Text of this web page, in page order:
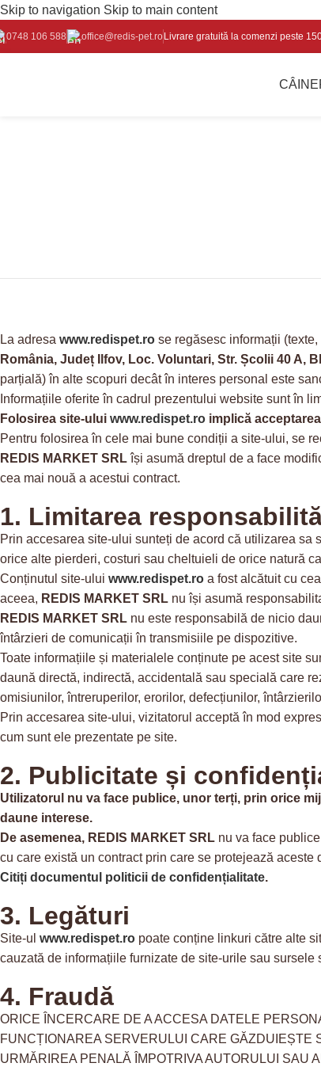
Skip to navigation Skip to main content
0748 106 588 office@redis-pet.ro Livrare gratuită la comenzi peste
CÂINE
La adresa www.redispet.ro se regăsesc informații
România, Județ Ilfov, Loc. Voluntari, Str. Școlii 40 A,
parțială) în alte scopuri decât în interes personal este
Informațiile oferite în cadrul prezentului website sunt în
Folosirea site-ului www.redispet.ro implică
Pentru folosirea în cele mai bune condiții a site-ului, se
REDIS MARKET SRLîși asumă dreptul de a face
cea mai nouă a acestui contract.
1. Limitarea
Prin accesarea site-ului sunteți de acord că utilizarea sa
orice alte pierderi, costuri sau cheltuieli de orice natură
Conținutul site-ului www.redispet.ro a fost alcătuit cu
aceea, REDIS MARKET SRL nu își asumă
REDIS MARKET SRL nu este responsabilă de nicio
întârzieri de comunicații în transmisiile pe dispozitive.
Toate informațiile și materialele conținute pe acest site
daună directă, indirectă, accidentală sau specială care
omisiunilor, întreruperilor, erorilor, defecțiunilor,
Prin accesarea site-ului, vizitatorul acceptă în mod
cum sunt ele prezentate pe site.
2. Publicitate și
Utilizatorul nu va face publice, unor terți, prin orice
daune interese.
De asemenea, REDIS MARKET SRL nu va face
cu care există un contract prin care se protejează aceste
Citiți documentul politicii de confidențialitate.
3. Legături
Site-ul www.redispet.ro poate conține linkuri către alte
cauzată de informațiile furnizate de site-urile sau sursele
4. Fraudă
ORICE ÎNCERCARE DE A ACCESA DATELE
FUNCȚIONAREA SERVERULUI CARE GĂZDUIEȘTE
URMĂRIREA PENALĂ ÎMPOTRIVA AUTORULUI SAU